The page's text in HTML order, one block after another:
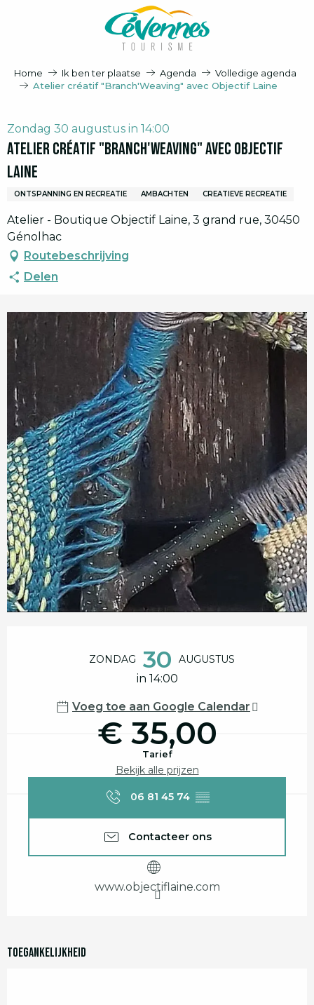
Home Ik ben ter plaatse Agenda
Volledige agenda
Atelier créatif "Branch'Weaving" avec Objectif Laine
Zondag 30 augustus in 14:00
Atelier créatif "Branch'Weaving" avec Objectif
Laine
ONTSPANNING EN RECREATIE AMBACHTEN CREATIEVE RECREATIE
Atelier - Boutique Objectif Laine, 3 grand rue, 30450
Génolhac
Routebeschrijving
Delen
ZONDAG 30 AUGUSTUS
in 14:00
Voeg toe aan Google Calendar
€ 35,00
Tarief
Bekijk alle prijzen
06 81 45 74 ▒▒
Contacteer ons
www.objectiflaine.com
Toegankelijkheid